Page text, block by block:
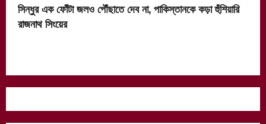
সিন্ধুর এক ফোঁটা জলও পৌঁছাতে দেব না, পাকিস্তানকে কড়া হুঁশিয়ারি
রাজনাথ সিংয়ের